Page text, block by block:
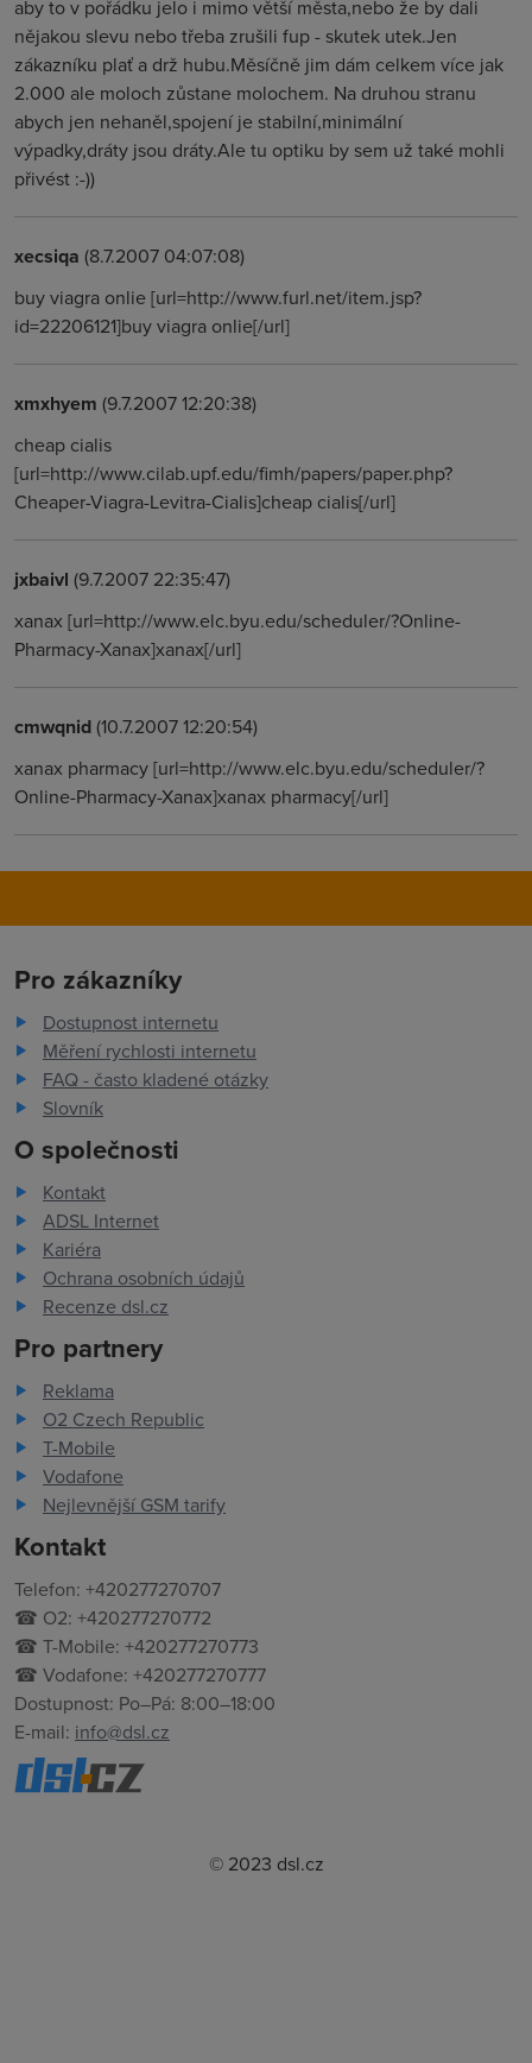
aby to v pořádku jelo i mimo větší města,nebo že by dali
nějakou slevu nebo třeba zrušili fup - skutek utek.Jen
zákazníku plať a drž hubu.Měsíčně jim dám celkem více jak
2.000 ale moloch zůstane molochem. Na druhou stranu
abych jen nehaněl,spojení je stabilní,minimální
výpadky,dráty jsou dráty.Ale tu optiku by sem už také mohli
přivést :-))
xecsiqa (8.7.2007 04:07:08)
buy viagra onlie [url=http://www.furl.net/item.jsp?
id=22206121]buy viagra onlie[/url]
xmxhyem (9.7.2007 12:20:38)
cheap cialis
[url=http://www.cilab.upf.edu/fimh/papers/paper.php?
Cheaper-Viagra-Levitra-Cialis]cheap cialis[/url]
jxbaivl (9.7.2007 22:35:47)
xanax [url=http://www.elc.byu.edu/scheduler/?Online-
Pharmacy-Xanax]xanax[/url]
cmwqnid(10.7.2007 12:20:54)
xanax pharmacy [url=http://www.elc.byu.edu/scheduler/?
Online-Pharmacy-Xanax]xanax pharmacy[/url]
Pro zákazníky
Dostupnost internetu
Měření rychlosti internetu
FAQ - často kladené otázky
Slovník
O společnosti
Kontakt
ADSL Internet
Kariéra
Ochrana osobních údajů
Recenze dsl.cz
Pro partnery
Reklama
O2 Czech Republic
T-Mobile
Vodafone
Nejlevnější GSM tarify
Kontakt
Telefon: +420277270707
☎ O2: +420277270772
☎ T-Mobile: +420277270773
☎ Vodafone: +420277270777
Dostupnost: Po–Pá: 8:00–18:00
E-mail: info@dsl.cz
© 2023 dsl.cz